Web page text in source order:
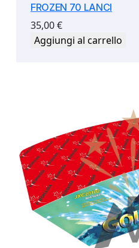
FROZEN 70 LANCI
35,00€
Aggiungi al carrello